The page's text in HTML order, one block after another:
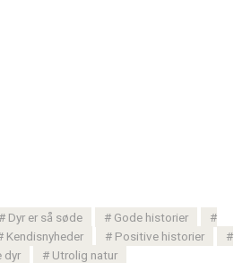
Dyr er så søde
Gode ​​historier
Kendisnyheder
Positive historier
dyr
Utrolig natur